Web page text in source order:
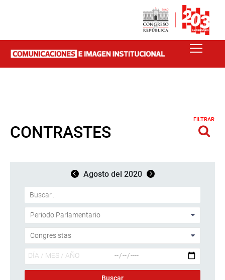
CONTRASTES
FILTRAR
Agosto del 2020